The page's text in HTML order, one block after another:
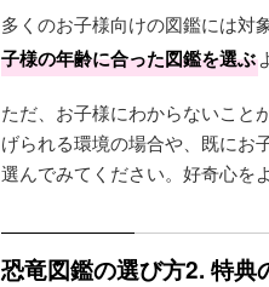
多くのお子様向けの図鑑には対
子様の年齢に合った図鑑を選ぶ
ただ、お子様にわからないこと
げられる環境の場合や、既にお
選んでみてください。好奇心を
恐竜図鑑の選び方2. 特典